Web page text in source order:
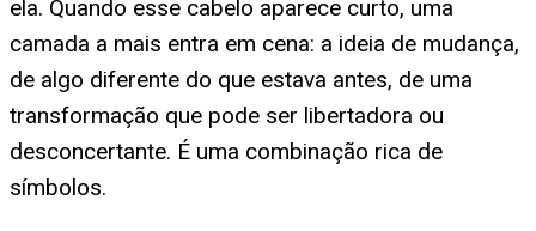
ela. Quando esse cabelo aparece curto, uma
camada a mais entra em cena: a ideia de mudança,
de algo diferente do que estava antes, de uma
transformação que pode ser libertadora ou
desconcertante. É uma combinação rica de
símbolos.